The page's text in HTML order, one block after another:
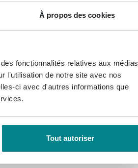
À propos des cookies
fonctionnalités relatives aux médias
l'utilisation de notre site avec nos
ci avec d'autres informations que
Tout autoriser